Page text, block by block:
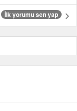
İlk yorumu sen yap